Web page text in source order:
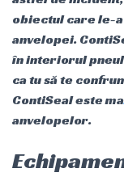
obiectul care le-
anvelopei.
în interiorul
ca tu să te
ContiSeal este ma
anvelopelor.